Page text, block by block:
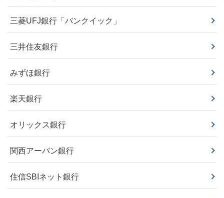
三菱UFJ銀行「バンクイック」
三井住友銀行
みずほ銀行
楽天銀行
オリックス銀行
関西アーバン銀行
住信SBIネット銀行